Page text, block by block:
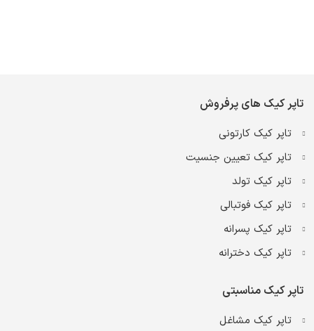
تاپر کیک های پرفروش
تاپر کیک کارتونی
تاپر کیک تعیین جنسیت
تاپر کیک تولد
تاپر کیک فوتبالی
تاپر کیک پسرانه
تاپر کیک دخترانه
تاپر کیک مناسبتی
تاپر کیک مشاغل